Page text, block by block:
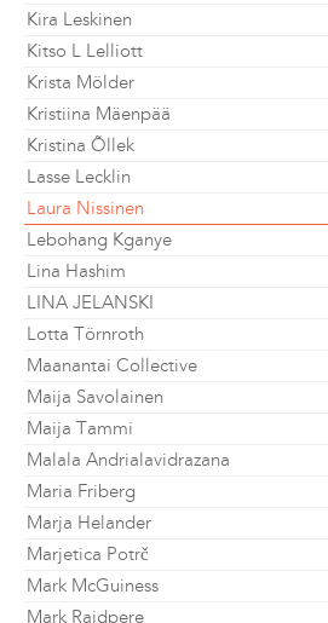
Kira Leskinen
Kitso L Lelliott
Krista Mölder
Kristiina Mäenpää
Kristina Õllek
Lasse Lecklin
Laura Nissinen
Lebohang Kganye
Lina Hashim
LINA JELANSKI
Lotta Törnroth
Maanantai Collective
Maija Savolainen
Maija Tammi
Malala Andrialavidrazana
Maria Friberg
Marja Helander
Marjetica Potrč
Mark McGuiness
Mark Raidpere